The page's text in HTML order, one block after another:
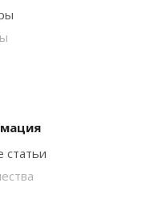
статьи